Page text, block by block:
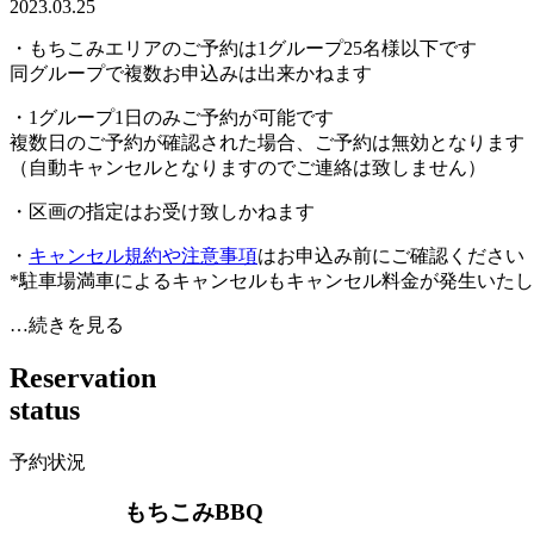
2023.03.25
・もちこみエリアのご予約は1グループ25名様以下です
同グループで複数お申込みは出来かねます
・1グループ1日のみご予約が可能です
複数日のご予約が確認された場合、ご予約は無効となります
（自動キャンセルとなりますのでご連絡は致しません）
・区画の指定はお受け致しかねます
・ キャンセル規約や注意事項はお申込み前にご確認ください
*駐車場満車によるキャンセルもキャンセル料金が発生いた
…続きを見る
Reservation
status
予約状況
もちこみBBQ